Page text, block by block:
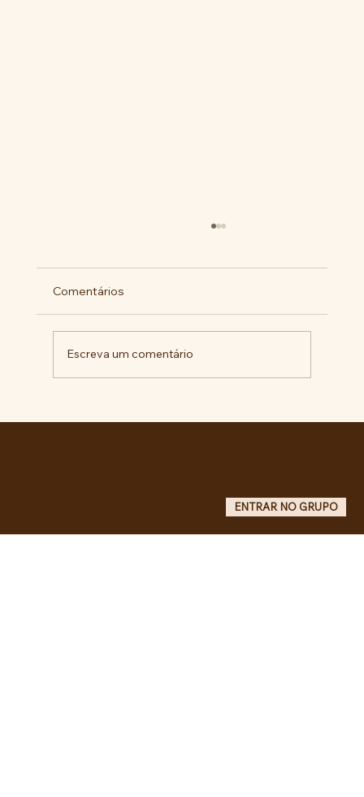
Comentários
Escreva um comentário
ENTRAR NO GRUPO